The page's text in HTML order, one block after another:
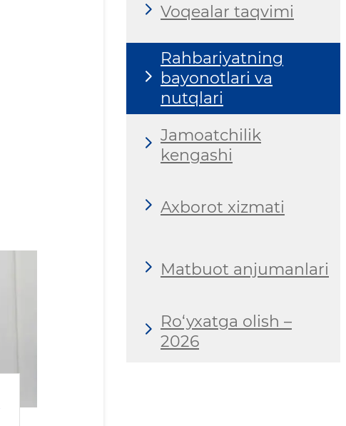
Voqealar taqvimi
Rahbariyatning
bayonotlari va
nutqlari
Jamoatchilik
kengashi
Axborot xizmati
Matbuot anjumanlari
Ro‘yxatga olish –
2026